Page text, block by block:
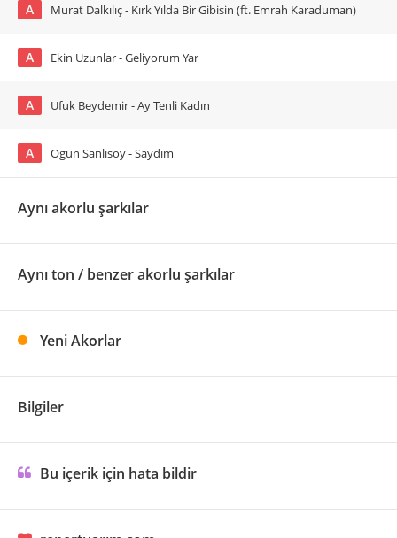
A Murat Dalkılıç - Kırk Yılda Bir Gibisin (ft. Emrah Karaduman)
A Ekin Uzunlar - Geliyorum Yar
A Ufuk Beydemir - Ay Tenli Kadın
A Ogün Sanlısoy - Saydım
Aynı akorlu şarkılar
Aynı ton / benzer akorlu şarkılar
Yeni Akorlar
Bilgiler
Bu içerik için hata bildir